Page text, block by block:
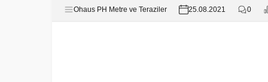
Ohaus PH Metre ve Teraziler 25.08.2021 0